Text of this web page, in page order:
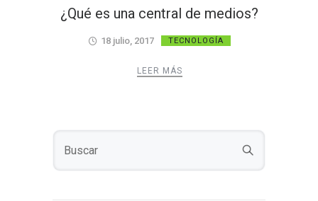
¿Qué es una central de medios?
18 julio, 2017 TECNOLOGÍA
LEER MÁS